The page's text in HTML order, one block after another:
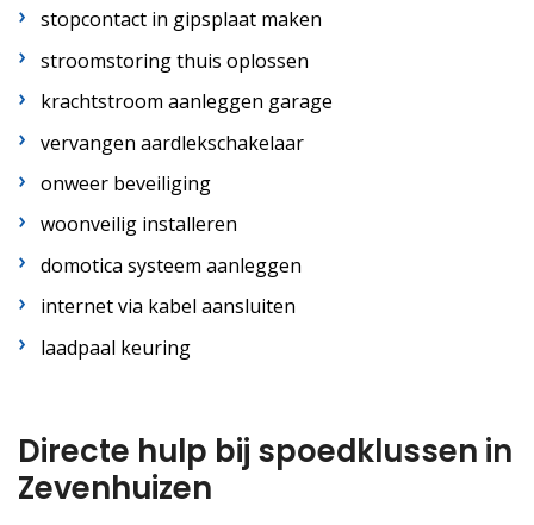
stopcontact in gipsplaat maken
stroomstoring thuis oplossen
krachtstroom aanleggen garage
vervangen aardlekschakelaar
onweer beveiliging
woonveilig installeren
domotica systeem aanleggen
internet via kabel aansluiten
laadpaal keuring
Directe hulp bij spoedklussen in
Zevenhuizen